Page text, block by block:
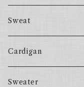
Sweat
Cardigan
Sweater